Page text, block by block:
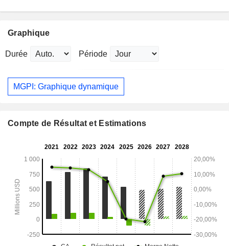
Graphique
Durée Période
MGPI: Graphique dynamique
Compte de Résultat et Estimations